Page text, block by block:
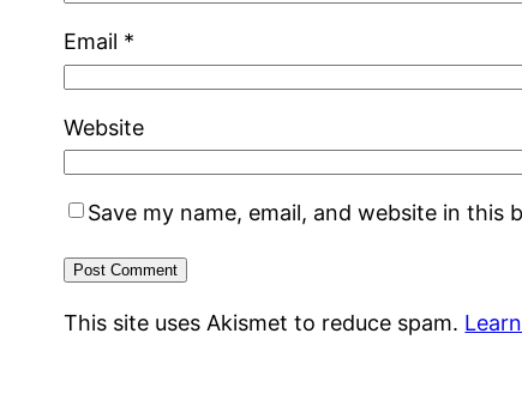
Email *
Website
Save my name, email, and website in
This site uses Akismet to reduce spam.